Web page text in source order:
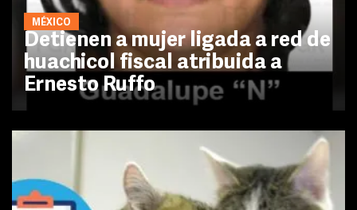
MÉXICO
Detienen a mujer ligada a red de
huachicol fiscal atribuida a
Ernesto Ruffo